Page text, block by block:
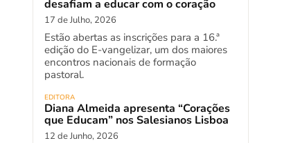
desafiam a educar com o coração
17 de Julho, 2026
Estão abertas as inscrições para a 16.ª
edição do E-vangelizar, um dos maiores
encontros nacionais de formação
pastoral.
EDITORA
Diana Almeida apresenta “Corações
que Educam” nos Salesianos Lisboa
12 de Junho, 2026